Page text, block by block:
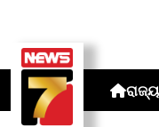
ରାଜ୍ୟ